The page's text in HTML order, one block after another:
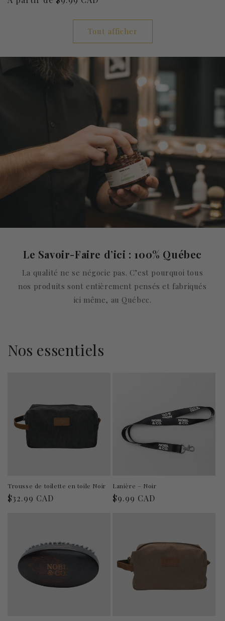
Tout afficher
Le Savoir-Faire d’ici : 100% Québec
La qualité ne se négocie pas. C’est pourquoi tous
nos produits sont entièrement pensés et fabriqués
ici même, au Québec.
Nos essentiels
Trousse de toilette en toile Noir
Prix
$32.99 CAD
Lanière – Noir
Prix
$9.99 CAD